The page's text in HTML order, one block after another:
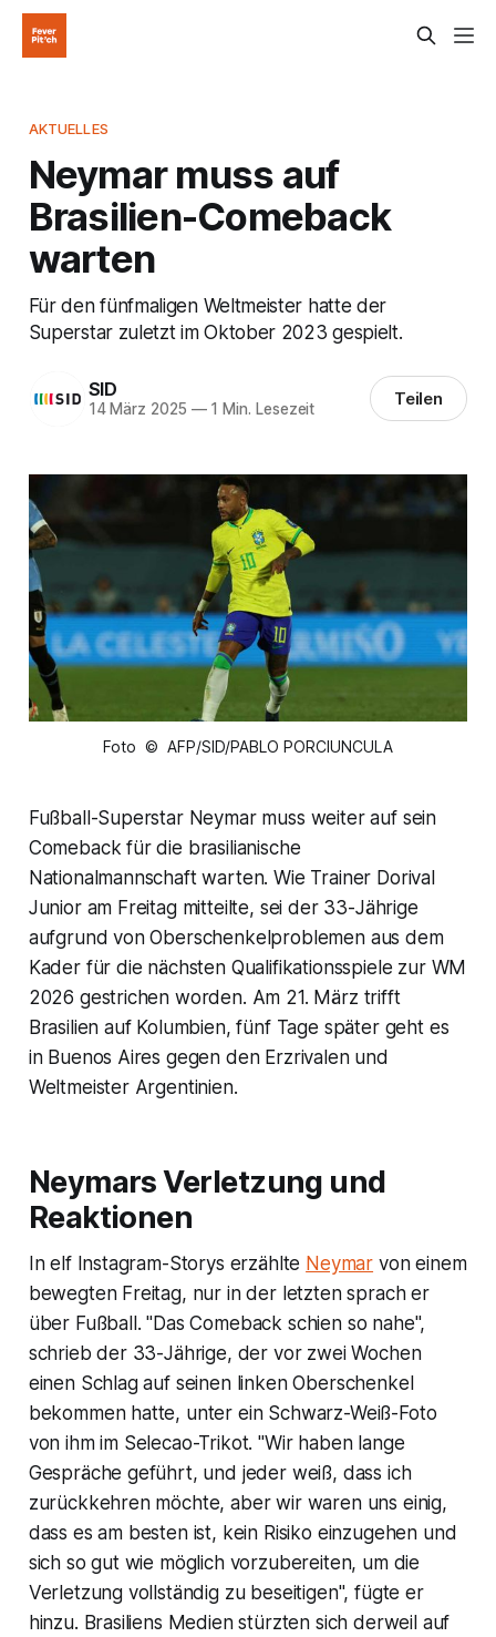
AKTUELLES
Neymar muss auf
Brasilien-Comeback
warten
Für den fünfmaligen Weltmeister hatte der
Superstar zuletzt im Oktober 2023 gespielt.
SID
14 März 2025 —1 Min. Lesezeit Teilen
Foto © AFP/SID/PABLO PORCIUNCULA
Fußball-Superstar Neymar muss weiter auf sein
Comeback für die brasilianische
Nationalmannschaft warten. Wie Trainer Dorival
Junior am Freitag mitteilte, sei der 33-Jährige
aufgrund von Oberschenkelproblemen aus dem
Kader für die nächsten Qualifikationsspiele zur WM
2026 gestrichen worden. Am 21. März trifft
Brasilien auf Kolumbien, fünf Tage später geht es
in Buenos Aires gegen den Erzrivalen und
Weltmeister Argentinien.
Neymars Verletzung und
Reaktionen
In elf Instagram-Storys erzählte Neymar von einem
bewegten Freitag, nur in der letzten sprach er
über Fußball. "Das Comeback schien so nahe",
schrieb der 33-Jährige, der vor zwei Wochen
einen Schlag auf seinen linken Oberschenkel
bekommen hatte, unter ein Schwarz-Weiß-Foto
von ihm im Selecao-Trikot. "Wir haben lange
Gespräche geführt, und jeder weiß, dass ich
zurückkehren möchte, aber wir waren uns einig,
dass es am besten ist, kein Risiko einzugehen und
sich so gut wie möglich vorzubereiten, um die
Verletzung vollständig zu beseitigen", fügte er
hinzu. Brasiliens Medien stürzten sich derweil auf